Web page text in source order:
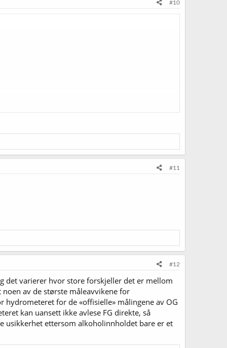
#10
#11
#12
det varierer hvor store forskjeller det er mellom
av de største måleavvikene for
for de «offisielle» målingene av OG
kan uansett ikke avlese FG direkte, så
usikkerhet ettersom alkoholinnholdet bare er et